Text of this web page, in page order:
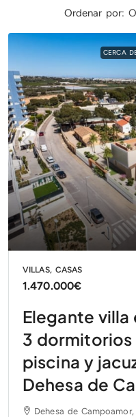
Ordenar por:
CERCA
VILLAS, CASAS
1.470.000€
Elegante villa
3 dormitorios
piscina y
Dehesa de
Dehesa de